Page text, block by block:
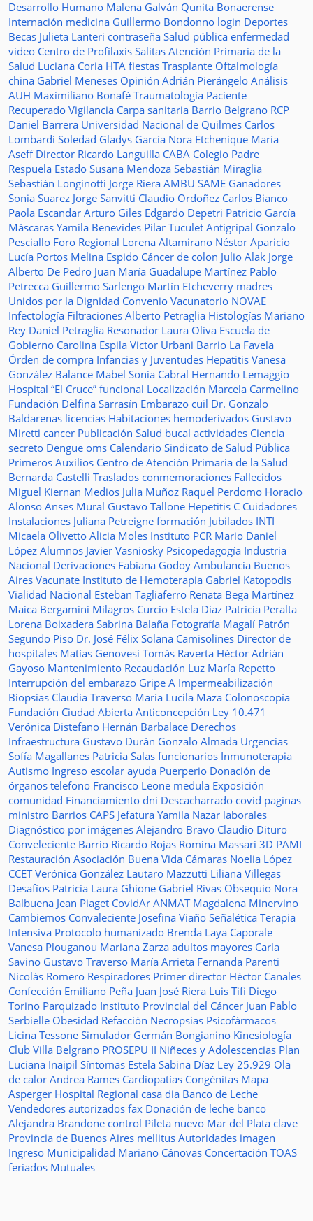
Desarrollo Humano Malena Galván Qunita Bonaerense
Internación medicina Guillermo Bondonno login Deportes
Becas Julieta Lanteri contraseña Salud pública enfermedad
video Centro de Profilaxis Salitas Atención Primaria de la
Salud Luciana Coria HTA fiestas Trasplante Oftalmología
china Gabriel Meneses Opinión Adrián Pierángelo Análisis
AUH Maximiliano Bonafé Traumatología Paciente
Recuperado Vigilancia Carpa sanitaria Barrio Belgrano RCP
Daniel Barrera Universidad Nacional de Quilmes Carlos
Lombardi Soledad Gladys García Nora Etchenique María
Aseff Director Ricardo Languilla CABA Colegio Padre
Respuela Estado Susana Mendoza Sebastián Miraglia
Sebastián Longinotti Jorge Riera AMBU SAME Ganadores
Sonia Suarez Jorge Sanvitti Claudio Ordoñez Carlos Bianco
Paola Escandar Arturo Giles Edgardo Depetri Patricio García
Máscaras Yamila Benevides Pilar Tuculet Antigripal Gonzalo
Pesciallo Foro Regional Lorena Altamirano Néstor Aparicio
Lucía Portos Melina Espido Cáncer de colon Julio Alak Jorge
Alberto De Pedro Juan María Guadalupe Martínez Pablo
Petrecca Guillermo Sarlengo Martín Etcheverry madres
Unidos por la Dignidad Convenio Vacunatorio NOVAE
Infectología Filtraciones Alberto Petraglia Histologías Mariano
Rey Daniel Petraglia Resonador Laura Oliva Escuela de
Gobierno Carolina Espila Victor Urbani Barrio La Favela
Órden de compra Infancias y Juventudes Hepatitis Vanesa
González Balance Mabel Sonia Cabral Hernando Lemaggio
Hospital “El Cruce” funcional Localización Marcela Carmelino
Fundación Delfina Sarrasín Embarazo cuil Dr. Gonzalo
Baldarenas licencias Habitaciones hemoderivados Gustavo
Miretti cancer Publicación Salud bucal actividades Ciencia
secreto Dengue oms Calendario Sindicato de Salud Pública
Primeros Auxilios Centro de Atención Primaria de la Salud
Bernarda Castelli Traslados conmemoraciones Fallecidos
Miguel Kiernan Medios Julia Muñoz Raquel Perdomo Horacio
Alonso Anses Mural Gustavo Tallone Hepetitis C Cuidadores
Instalaciones Juliana Petreigne formación Jubilados INTI
Micaela Olivetto Alicia Moles Instituto PCR Mario Daniel
López Alumnos Javier Vasniosky Psicopedagogía Industria
Nacional Derivaciones Fabiana Godoy Ambulancia Buenos
Aires Vacunate Instituto de Hemoterapia Gabriel Katopodis
Vialidad Nacional Esteban Tagliaferro Renata Bega Martínez
Maica Bergamini Milagros Curcio Estela Diaz Patricia Peralta
Lorena Boixadera Sabrina Balaña Fotografía Magalí Patrón
Segundo Piso Dr. José Félix Solana Camisolines Director de
hospitales Matías Genovesi Tomás Raverta Héctor Adrián
Gayoso Mantenimiento Recaudación Luz María Repetto
Interrupción del embarazo Gripe A Impermeabilización
Biopsias Claudia Traverso María Lucila Maza Colonoscopía
Fundación Ciudad Abierta Anticoncepción Ley 10.471
Verónica Distefano Hernán Barbalace Derechos
Infraestructura Gustavo Durán Gonzalo Almada Urgencias
Sofía Magallanes Patricia Salas funcionarios Inmunoterapia
Autismo Ingreso escolar ayuda Puerperio Donación de
órganos telefono Francisco Leone medula Exposición
comunidad Financiamiento dni Descacharrado covid paginas
ministro Barrios CAPS Jefatura Yamila Nazar laborales
Diagnóstico por imágenes Alejandro Bravo Claudio Dituro
Conveleciente Barrio Ricardo Rojas Romina Massari 3D PAMI
Restauración Asociación Buena Vida Cámaras Noelia López
CCETVerónica González Lautaro Mazzutti Liliana Villegas
Desafíos Patricia Laura Ghione Gabriel Rivas Obsequio Nora
Balbuena Jean Piaget CovidAr ANMAT Magdalena Minervino
Cambiemos Convaleciente Josefina Viaño Señalética Terapia
Intensiva Protocolo humanizado Brenda Laya Caporale
Vanesa Plouganou Mariana Zarza adultos mayores Carla
Savino Gustavo Traverso María Arrieta Fernanda Parenti
Nicolás Romero Respiradores Primer director Héctor Canales
Confección Emiliano Peña Juan José Riera Luis Tifi Diego
Torino Parquizado Instituto Provincial del Cáncer Juan Pablo
Serbielle Obesidad Refacción Necropsias Psicofármacos
Licina Tessone Simulador Germán Bongianino Kinesiología
Club Villa Belgrano PROSEPU II Niñeces y Adolescencias Plan
Luciana Inaipil Síntomas Estela Sabina Díaz Ley 25.929 Ola
de calor Andrea Rames Cardiopatías Congénitas Mapa
Asperger Hospital Regional casa dia Banco de Leche
Vendedores autorizados fax Donación de leche banco
Alejandra Brandone control Pileta nuevo Mar del Plata clave
Provincia de Buenos Aires mellitus Autoridades imagen
Ingreso Municipalidad Mariano Cánovas Concertación TOAS
feriados Mutuales